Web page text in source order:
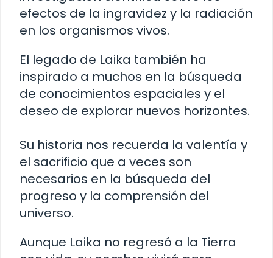
efectos de la ingravidez y la radiación
en los organismos vivos.
El legado de Laika también ha
inspirado a muchos en la búsqueda
de conocimientos espaciales y el
deseo de explorar nuevos horizontes.
Su historia nos recuerda la valentía y
el sacrificio que a veces son
necesarios en la búsqueda del
progreso y la comprensión del
universo.
Aunque Laika no regresó a la Tierra